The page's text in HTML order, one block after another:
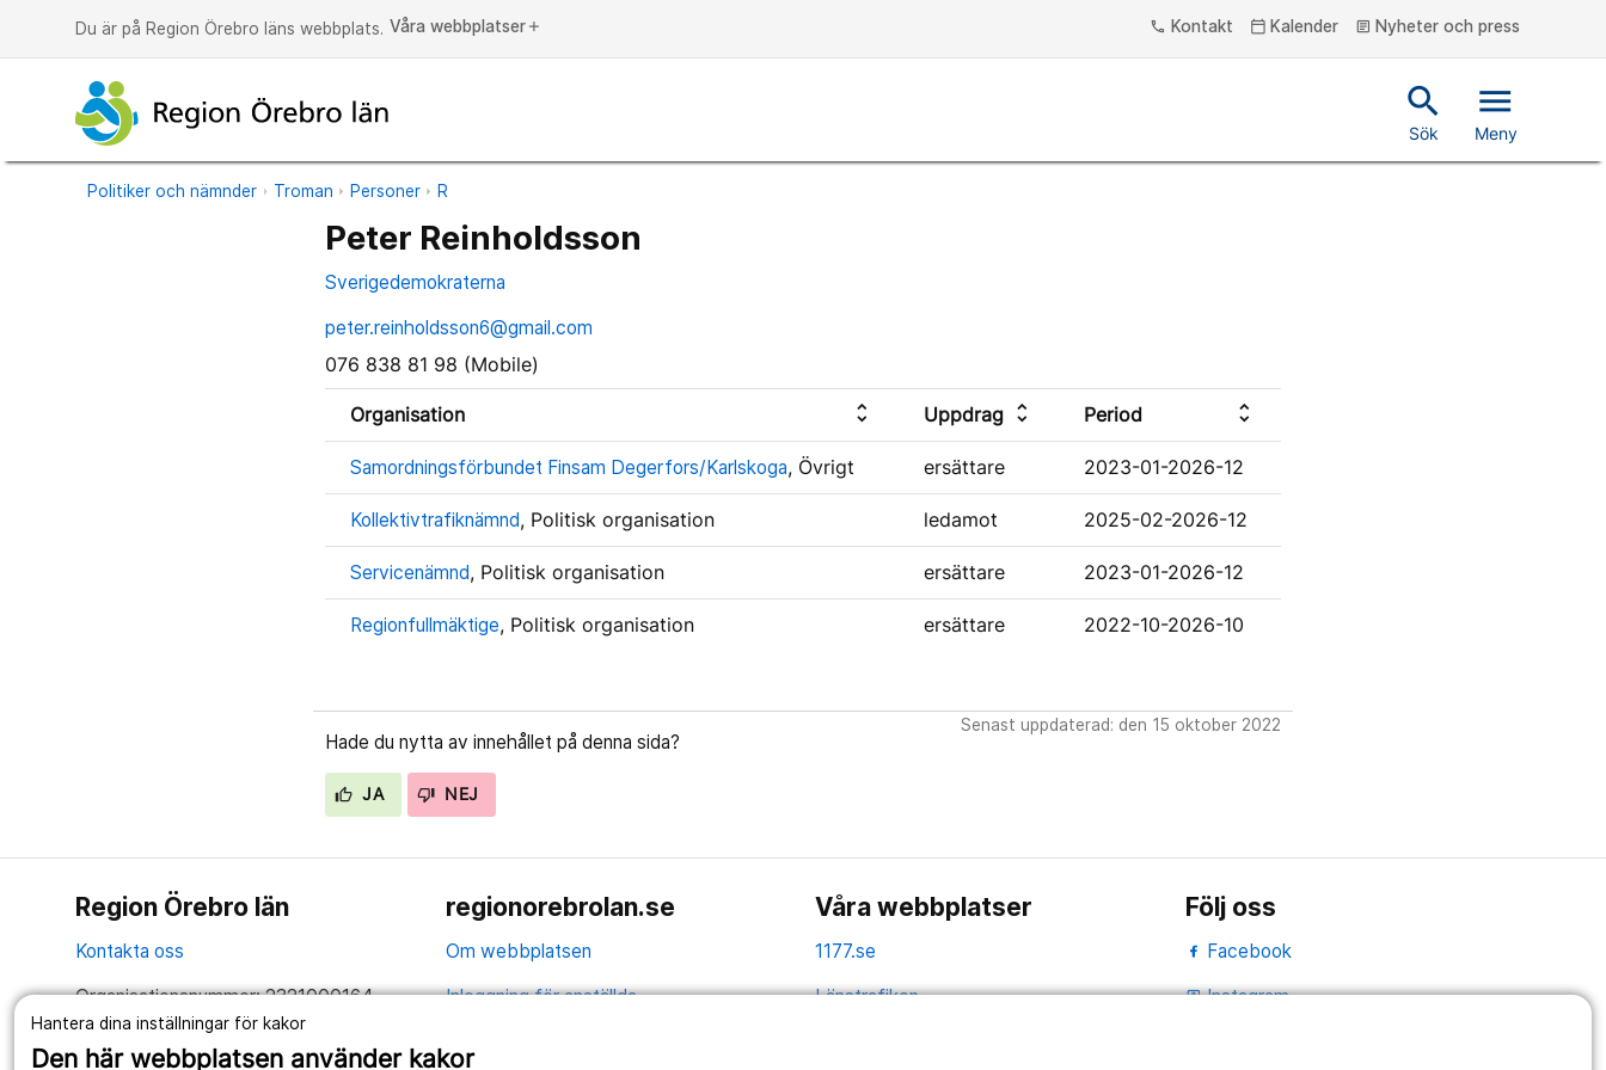
Hantera dina inställningar för kakor
Den här webbplatsen använder kakor
Du är på Region Örebro läns webbplats. Våra webbplatser add phone Kontakt calendar_today Kalender article Nyheter och press
search
Sök
menu
Meny
Politiker och nämnder Troman Personer R
Peter Reinholdsson
Sverigedemokraterna
peter.reinholdsson6@gmail.com
076 838 81 98 (Mobile)
Organisation unfold_more Uppdrag unfold_more Period unfold_more
Samordningsförbundet Finsam Degerfors/Karlskoga, Övrigt ersättare 2023-01-2026-12
Kollektivtrafiknämnd, Politisk organisation ledamot 2025-02-2026-12
Servicenämnd, Politisk organisation ersättare 2023-01-2026-12
Regionfullmäktige, Politisk organisation ersättare 2022-10-2026-10
Hade du nytta av innehållet på denna sida?
JA NEJ
Senast uppdaterad: den 15 oktober 2022
Region Örebro län
Kontakta oss
Organisationsnummer: 2321000164
regionorebrolan.se
Om webbplatsen
Inloggning för anställda
Våra webbplatser
1177.se
Länstrafiken
Följ oss
Facebook
portraitInstagram